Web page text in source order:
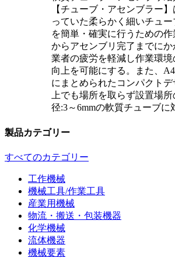
【チューブ・アセンブラー
っていた柔らかく細いチュ
を簡単・確実に行うための
からアセンブリ完了までに
業者の疲労を軽減し作業環
向上を可能にする。また、
にまとめられたコンパクト
上でも場所を取らず設置場
径:3～6mmの軟質チューブに
製品カテゴリー
すべてのカテゴリー
工作機械
機械工具/作業工具
産業用機械
物流・搬送・包装機器
化学機械
流体機器
機械要素